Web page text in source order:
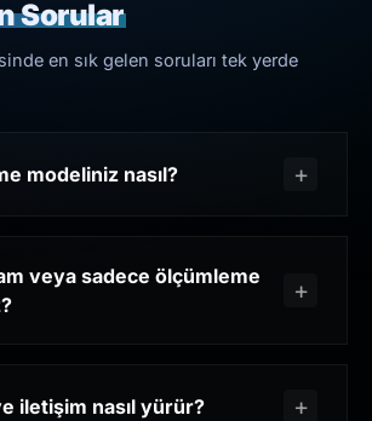
Sorular
en sık gelen soruları tek yerde
modeliniz nasıl?
veya sadece ölçümleme
iletişim nasıl yürür?